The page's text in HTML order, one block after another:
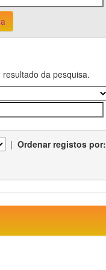
da pesquisa.
| Ordenar registos por: